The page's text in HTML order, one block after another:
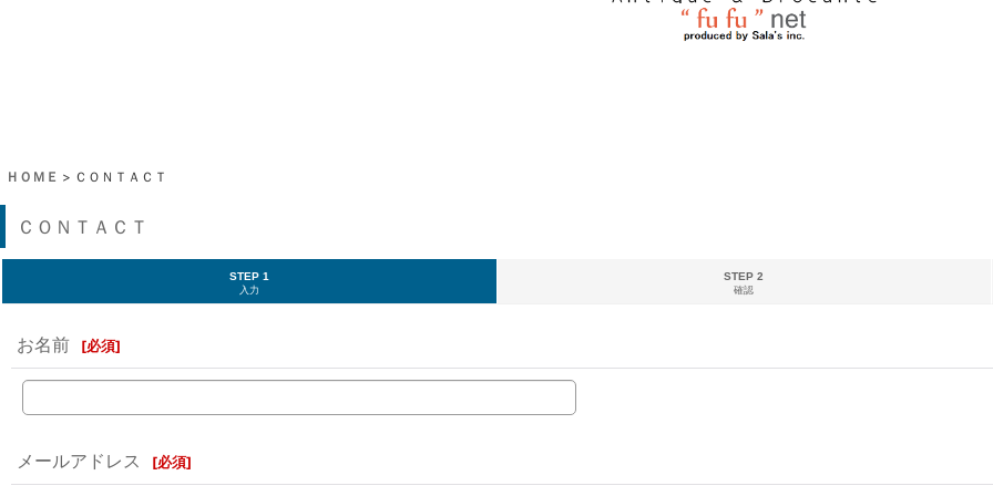
ＨＯＭＥ > ＣＯＮＴＡＣＴ
ＣＯＮＴＡＣＴ
STEP 1
入力
STEP 2
確認
お名前 [必須]
メールアドレス [必須]